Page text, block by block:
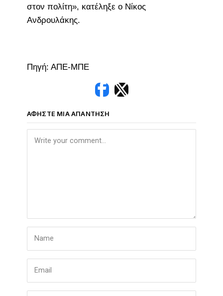
στον πολίτη», κατέληξε ο Νίκος
Ανδρουλάκης.
Πηγή: ΑΠΕ-ΜΠΕ
ΑΦΉΣΤΕ ΜΙΑ ΑΠΆΝΤΗΣΗ